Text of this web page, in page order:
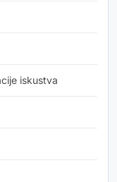
iskustva